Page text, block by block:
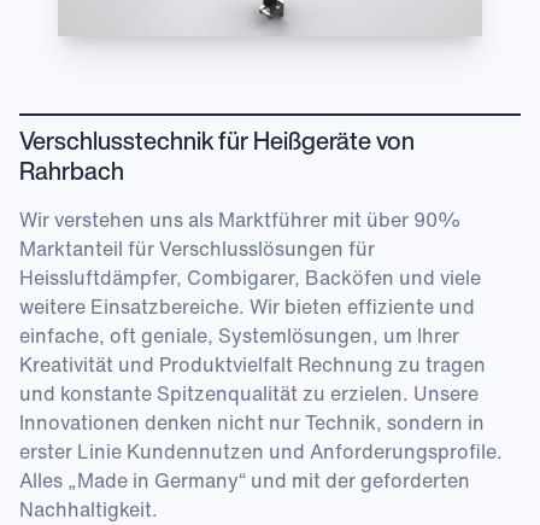
Verschlusstechnik für Heißgeräte von
Rahrbach
Wir verstehen uns als Marktführer mit über 90%
Marktanteil für Verschlusslösungen für
Heissluftdämpfer, Combigarer, Backöfen und viele
weitere Einsatzbereiche. Wir bieten effiziente und
einfache, oft geniale, Systemlösungen, um Ihrer
Kreativität und Produktvielfalt Rechnung zu tragen
und konstante Spitzenqualität zu erzielen. Unsere
Innovationen denken nicht nur Technik, sondern in
erster Linie Kundennutzen und Anforderungsprofile.
Alles „Made in Germany“ und mit der geforderten
Nachhaltigkeit.